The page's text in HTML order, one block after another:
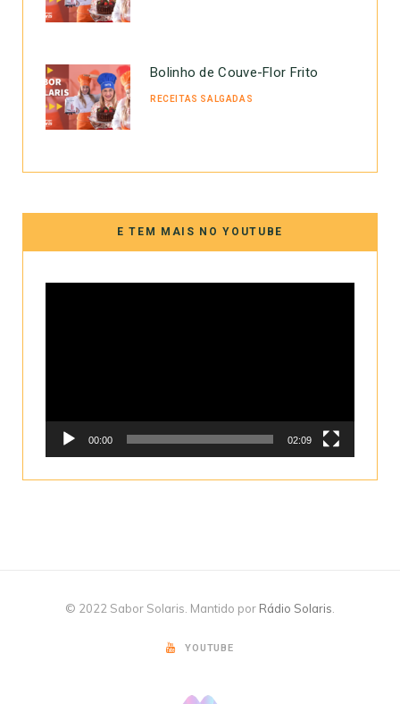
Bolinho de Couve-Flor Frito
RECEITAS SALGADAS
E TEM MAIS NO YOUTUBE
00:00 02:09
© 2022 Sabor Solaris. Mantido por Rádio Solaris
YOUTUBE